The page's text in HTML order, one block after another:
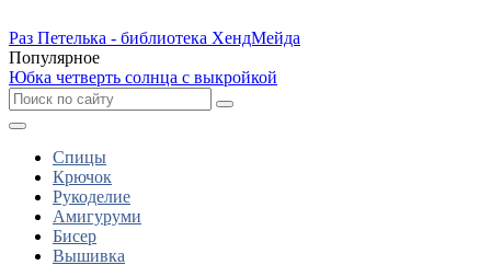
Раз Петелька - библиотека ХендМейда
Популярное
Юбка четверть солнца с выкройкой
Спицы
Крючок
Рукоделие
Амигуруми
Бисер
Вышивка